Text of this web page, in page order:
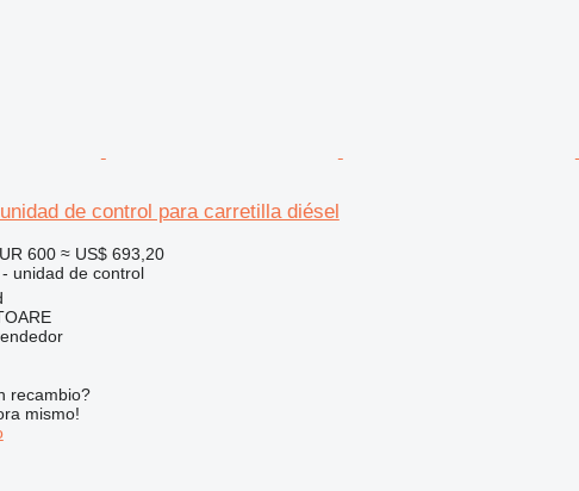
de control para carretilla diésel
600 ≈ US$ 693,20
unidad de control
recambio?
mismo!